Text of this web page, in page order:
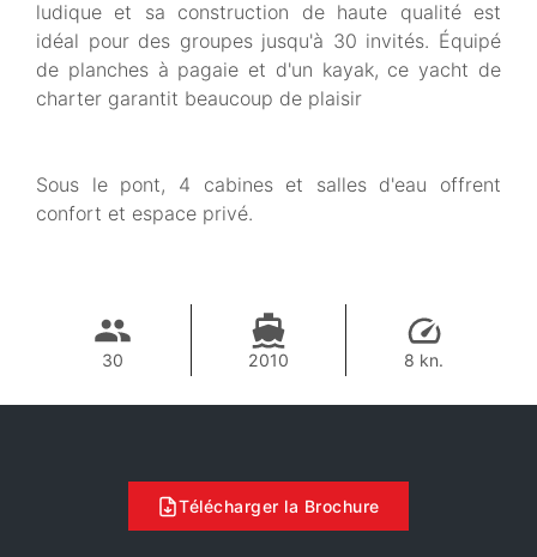
ludique et sa construction de haute qualité est
idéal pour des groupes jusqu'à 30 invités. Équipé
de planches à pagaie et d'un kayak, ce yacht de
charter garantit beaucoup de plaisir
Sous le pont, 4 cabines et salles d'eau offrent
confort et espace privé.
30 2010 8 kn.
Télécharger la Brochure